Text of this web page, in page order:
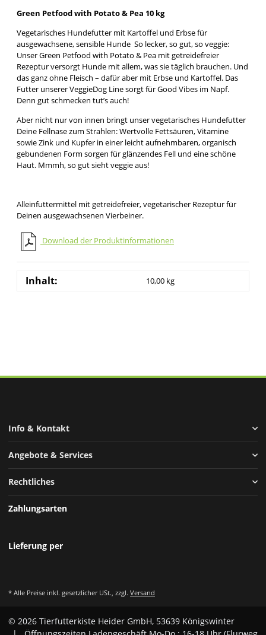
Green Petfood with Potato & Pea 10 kg
Vegetarisches Hundefutter mit Kartoffel und Erbse für
ausgewachsene, sensible Hunde So lecker, so gut, so veggie:
Unser Green Petfood with Potato & Pea mit getreidefreier
Rezeptur versorgt Hunde mit allem, was sie täglich brauchen. Und
das ganz ohne Fleisch – dafür aber mit Erbse und Kartoffel. Das
Futter unserer VeggieDog Line sorgt für Good Vibes im Napf.
Denn gut schmecken tut’s auch!
Aber nicht nur von innen bringt unser vegetarisches Hundefutter
Deine Fellnase zum Strahlen: Wertvolle Fettsäuren, Vitamine
sowie Zink und Kupfer in einer leicht aufnehmbaren, organisch
gebundenen Form sorgen für glänzendes Fell und eine schöne
Haut. Mmmh, so gut sieht veggie aus!
Alleinfuttermittel mit getreidefreier, vegetarischer Rezeptur für
Deinen ausgewachsenen Vierbeiner.
Download der Produktinformationen
Inhalt: 10,00 kg
Info & Kontakt
Angebote & Services
Rechtliches
Zahlungsarten
Lieferung per
* Alle Preise inkl. gesetzlicher USt., zzgl. Versand
© 2026 Tierfutterkiste Heider GmbH, 53639 Königswinter